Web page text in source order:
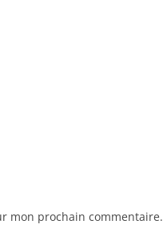
mon prochain commentaire.